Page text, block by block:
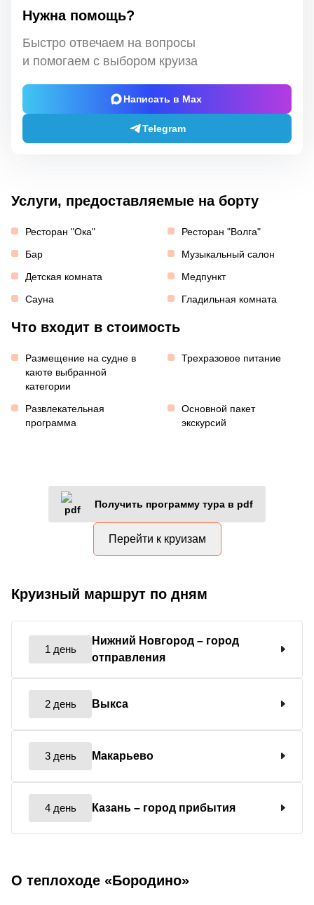
Нужна помощь?
Быстро отвечаем на вопросы
и помогаем с выбором круиза
Написать в Max
Telegram
Услуги, предоставляемые на борту
Ресторан "Ока"
Ресторан "Волга"
Бар
Музыкальный салон
Детская комната
Медпункт
Сауна
Гладильная комната
Что входит в стоимость
Размещение на судне в
каюте выбранной
категории
Трехразовое питание
Развлекательная
программа
Основной пакет
экскурсий
Получить программу тура в pdf
Перейти к круизам
Круизный маршрут по дням
1 день
Нижний Новгород – город
отправления
2 день Выкса
3 день Макарьево
4 день Казань – город прибытия
О теплоходе «Бородино»